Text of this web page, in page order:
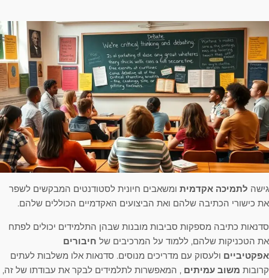
גישה לתמיכה אקדמית ומשאבים חיונית לסטודנטים המבקשים לשפר
את כישורי הכתיבה שלהם ואת הביצועים האקדמיים הכוללים שלהם.
סדנאות כתיבה מספקות סביבות מובנות שבהן התלמידים יכולים לפתח
את הטכניקות שלהם, ללמוד על המרכיבים של חיבורים
אפקטיביים ולעסוק עם מדריכים מנוסים. סדנאות אלו משלבות לעתים
קרובות משוב עמיתים , המאפשרות לתלמידים לבקר את עבודתו של זה,